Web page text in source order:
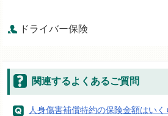
ドライバー保険
関連するよくあるご質問
人身傷害補償特約の保険金額はい